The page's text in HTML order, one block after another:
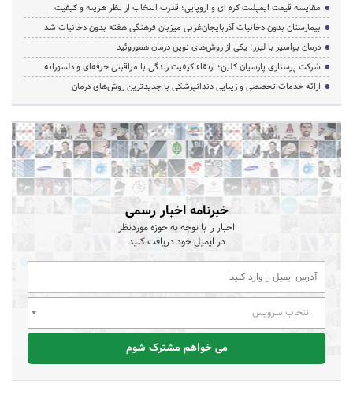
مقایسه قیمت ایمپلنت کره ای و اروپایی؛ قدرت انتخاب از نظر هزینه و کیفیت
بیمارستان بدون دخانیات آذربایجان‌غربی میزبان فرهنگی هفته بدون دخانیات شد
درمان بواسیر با لیزر؛ یکی از روش‌های نوین درمان هموروئید
شرکت پرستاری پارسیان کلین؛ ارتقاء کیفیت زندگی با مراقبتی حرفه‌ای و دلسوزانه
ارائه خدمات تخصصی و زیبایی دندانپزشکی با جدیدترین روش‌های درمان
خبرنامه اخبار رسمی
اخبار را با توجه به حوزه موردنظر
در ایمیل خود دریافت کنید
انتخاب سرویس
می خواهم مشترک شوم